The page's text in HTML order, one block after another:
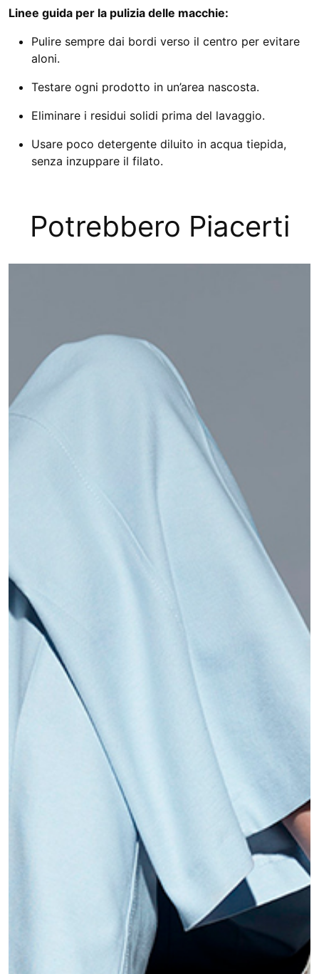
Linee guida per la pulizia delle macchie:
Pulire sempre dai bordi verso il centro per evitare
aloni.
Testare ogni prodotto in un’area nascosta.
Eliminare i residui solidi prima del lavaggio.
Usare poco detergente diluito in acqua tiepida,
senza inzuppare il filato.
Potrebbero Piacerti